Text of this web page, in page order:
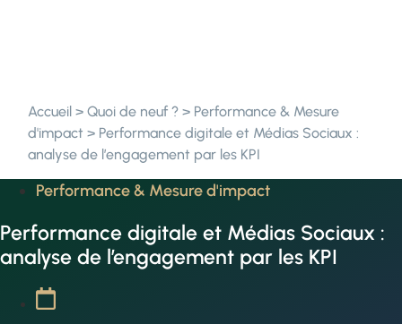
Accueil >Quoi de neuf ? > Performance & Mesure
d'impact > Performance digitale et Médias Sociaux :
analyse de l’engagement par les KPI
Performance & Mesure d'impact
Performance digitale et Médias Sociaux :
analyse de l’engagement par les KPI